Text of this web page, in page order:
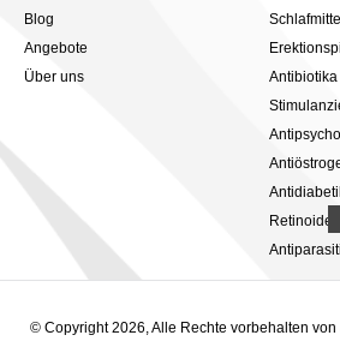
Antibiotika
Retinoide
Blog
Angebote
Über uns
© Copyright 2026, Alle Rechte vorbehalten von